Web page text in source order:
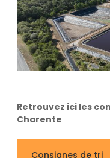
Retrouvez ici les
Charente
Consignes de tri